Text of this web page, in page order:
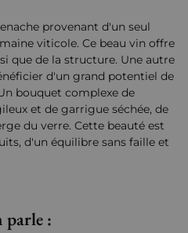
provenant d'un seul
viticole. Ce beau vin offre
que de la structure. Une autre
d'un grand potentiel de
bouquet complexe de
et de garrigue séchée, de
du verre. Cette beauté est
d'un équilibre sans faille et
parle :